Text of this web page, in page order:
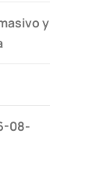
y
08-